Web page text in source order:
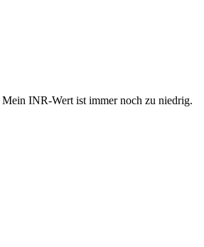
INR-Wert ist immer noch zu niedrig.